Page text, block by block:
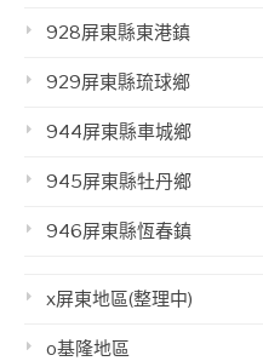
928屏東縣東港鎮
929屏東縣琉球鄉
944屏東縣車城鄉
945屏東縣牡丹鄉
946屏東縣恆春鎮
x屏東地區(整理中)
o基隆地區